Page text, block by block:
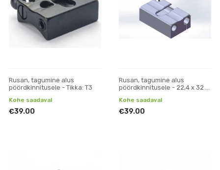
Rusan, tagumine alus
pöördkinnitusele - Tikka: T3
Kohe saadaval
€39.00
Rusan, tagumine alus
pöördkinnitusele - 22,4 x 32 x
Kohe saadaval
€39.00